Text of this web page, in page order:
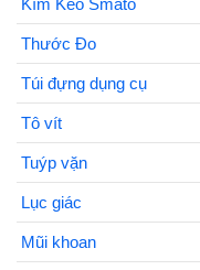
Thước Đo
Túi đựng dụng cụ
Tô vít
Tuýp vặn
Lục giác
Mũi khoan